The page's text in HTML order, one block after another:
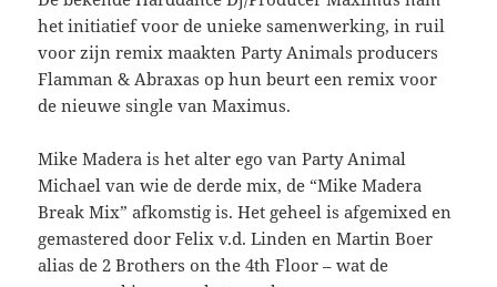
het initiatief voor de unieke samenwerking, in ruil
voor zijn remix maakten Party Animals producers
Flamman & Abraxas op hun beurt een remix voor
de nieuwe single van Maximus.
Mike Madera is het alter ego van Party Animal
Michael van wie de derde mix, de “Mike Madera
Break Mix” afkomstig is. Het geheel is afgemixed en
gemastered door Felix v.d. Linden en Martin Boer
alias de 2 Brothers on the 4th Floor – wat de